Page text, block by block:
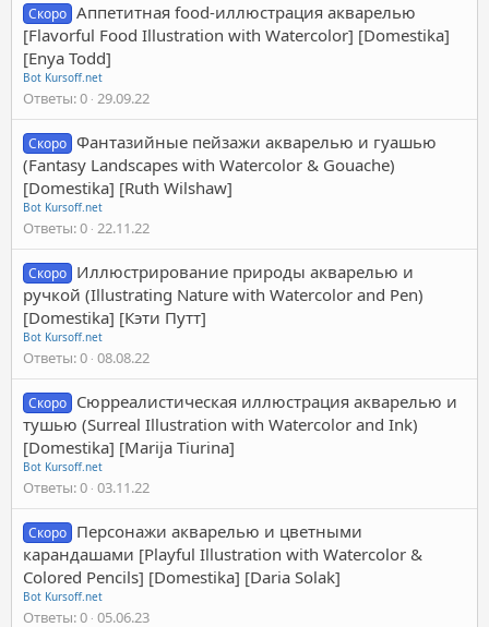
Скоро Аппетитная food-иллюстрация акварелью
[Flavorful Food Illustration with Watercolor] [Domestika]
[Enya Todd]
Bot Kursoff.net
Ответы 0 29.09.22
Скоро Фантазийные пейзажи акварелью и гуашью
(Fantasy Landscapes with Watercolor & Gouache)
[Domestika] [Ruth Wilshaw]
Bot Kursoff.net
Ответы 0 22.11.22
Скоро Иллюстрирование природы акварелью и
ручкой (Illustrating Nature with Watercolor and Pen)
[Domestika] [Кэти Путт]
Bot Kursoff.net
Ответы 0 08.08.22
Скоро Сюрреалистическая иллюстрация акварелью и
тушью (Surreal Illustration with Watercolor and Ink)
[Domestika] [Marija Tiurina]
Bot Kursoff.net
Ответы 0 03.11.22
Скоро Персонажи акварелью и цветными
карандашами [Playful Illustration with Watercolor &
Colored Pencils] [Domestika] [Daria Solak]
Bot Kursoff.net
Ответы 0 05.06.23